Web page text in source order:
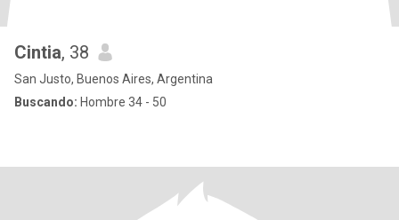
Cintia, 38
San Justo, Buenos Aires, Argentina
Buscando: Hombre 34 - 50